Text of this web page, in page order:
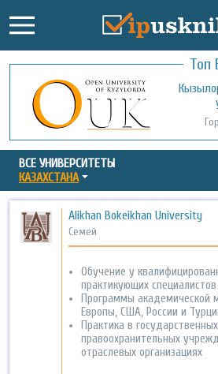
Топ
Международный
университет
Город:
ВСЕ УНИВЕРСИТЕТЫ
КАЗАХСТАНА
Alikhan Bokeikhan University
Семей
Обучение у
практикующих специалистов
Программы академической
Европы, США, России и
Практика в
правоохранительных
отраслевых организациях